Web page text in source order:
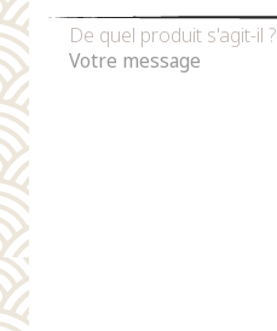
De quel produit s'agit-il ?